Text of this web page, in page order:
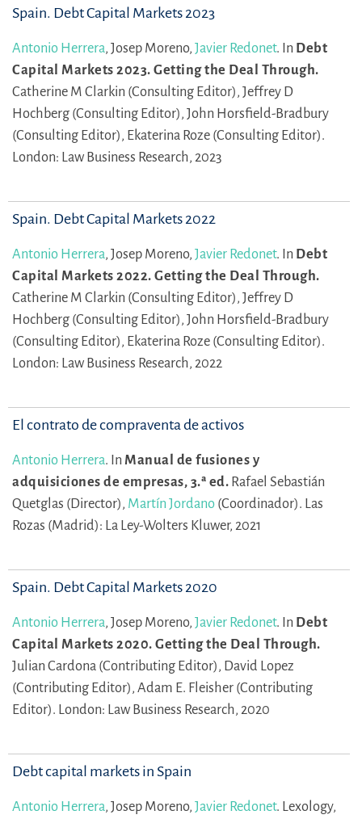
Spain. Debt Capital Markets 2023
Antonio Herrera, Josep Moreno, Javier Redonet. In Debt
Capital Markets 2023. Getting the Deal Through.
Catherine M Clarkin (Consulting Editor), Jeffrey D
Hochberg (Consulting Editor), John Horsfield-Bradbury
(Consulting Editor), Ekaterina Roze (Consulting Editor).
London: Law Business Research, 2023
Spain. Debt Capital Markets 2022
Antonio Herrera, Josep Moreno, Javier Redonet. In Debt
Capital Markets 2022. Getting the Deal Through.
Catherine M Clarkin (Consulting Editor), Jeffrey D
Hochberg (Consulting Editor), John Horsfield-Bradbury
(Consulting Editor), Ekaterina Roze (Consulting Editor).
London: Law Business Research, 2022
El contrato de compraventa de activos
Antonio Herrera. In Manual de fusiones y
adquisiciones de empresas, 3.ª ed. Rafael Sebastián
Quetglas (Director), Martín Jordano (Coordinador). Las
Rozas (Madrid): La Ley-Wolters Kluwer, 2021
Spain. Debt Capital Markets 2020
Antonio Herrera, Josep Moreno, Javier Redonet. In Debt
Capital Markets 2020. Getting the Deal Through.
Julian Cardona (Contributing Editor), David Lopez
(Contributing Editor), Adam E. Fleisher (Contributing
Editor). London: Law Business Research, 2020
Debt capital markets in Spain
Antonio Herrera, Josep Moreno, Javier Redonet. Lexology,